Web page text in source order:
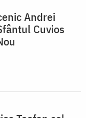
Andrei
Cuvios